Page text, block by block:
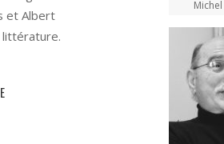
et Albert
littérature.